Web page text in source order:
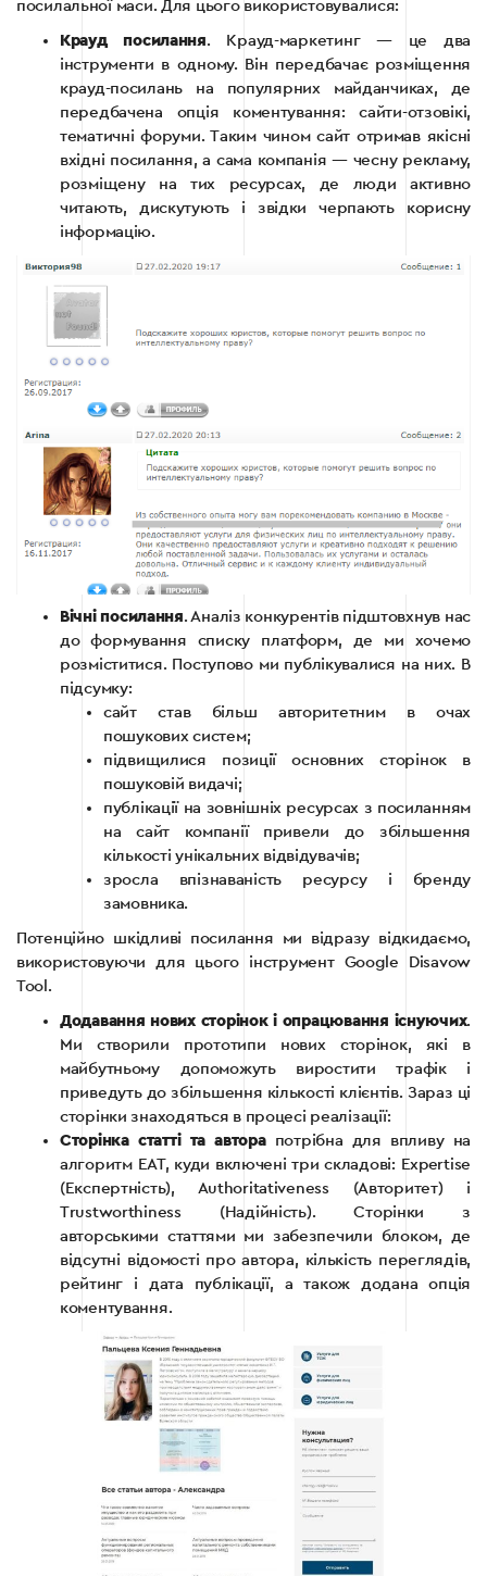
посилальної маси. Для цього використовувалися:
Крауд посилання. Крауд-маркетинг — це два
інструменти в одному. Він передбачає розміщення
крауд-посилань на популярних майданчиках, де
передбачена опція коментування: сайти-отзовікі,
тематичні форуми. Таким чином сайт отримав якісні
вхідні посилання, а сама компанія — чесну рекламу,
розміщену на тих ресурсах, де люди активно
читають, дискутують і звідки черпають корисну
інформацію.
Вічні посилання. Аналіз конкурентів підштовхнув нас
до формування списку платформ, де ми хочемо
розміститися. Поступово ми публікувалися на них. В
підсумку:
сайт став більш авторитетним в очах
пошукових систем;
підвищилися позиції основних сторінок в
пошуковій видачі;
публікації на зовнішніх ресурсах з посиланням
на сайт компанії привели до збільшення
кількості унікальних відвідувачів;
зросла впізнаваність ресурсу і бренду
замовника.
Потенційно шкідливі посилання ми відразу відкидаємо,
використовуючи для цього інструмент Google Disavow
Tool.
Додавання нових сторінок і опрацювання існуючих.
Ми створили прототипи нових сторінок, які в
майбутньому допоможуть виростити трафік і
приведуть до збільшення кількості клієнтів. Зараз ці
сторінки знаходяться в процесі реалізації:
Сторінка статті та авторапотрібна для впливу на
алгоритм EAT, куди включені три складові: Expertise
(Експертність), Authoritativeness (Авторитет) і
Trustworthiness (Надійність). Сторінки з
авторськими статтями ми забезпечили блоком, де
відсутні відомості про автора, кількість переглядів,
рейтинг і дата публікації, а також додана опція
коментування.